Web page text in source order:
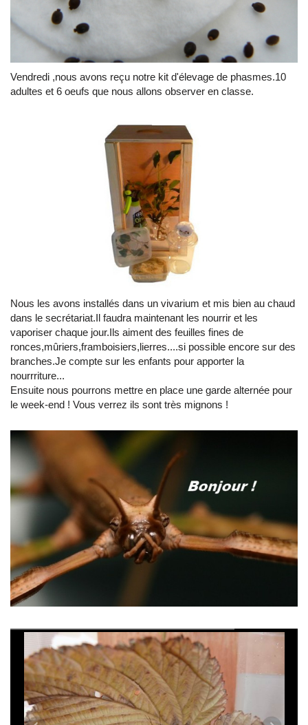
Vendredi ,nous avons reçu notre kit d'élevage de phasmes.10
adultes et 6 oeufs que nous allons observer en classe.
Nous les avons installés dans un vivarium et mis bien au chaud
dans le secrétariat.Il faudra maintenant les nourrir et les
vaporiser chaque jour.Ils aiment des feuilles fines de
ronces,mûriers,framboisiers,lierres....si possible encore sur des
branches.Je compte sur les enfants pour apporter la
nourrriture...
Ensuite nous pourrons mettre en place une garde alternée pour
le week-end ! Vous verrez ils sont très mignons !